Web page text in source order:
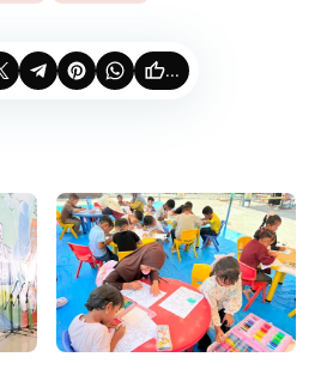
...